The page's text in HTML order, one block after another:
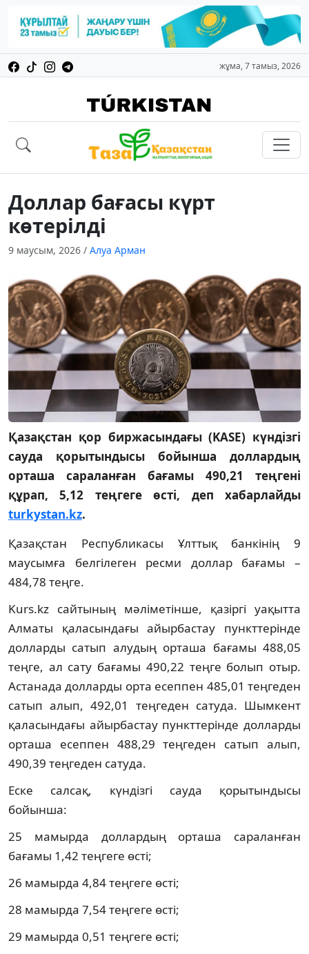
жұма, 7 тамыз, 2026
Доллар бағасы күрт
көтерілді
9 маусым, 2026 / Алуа Арман
Қазақстан қор биржасындағы (KASE) күндізгі
сауда қорытындысы бойынша доллардың
орташа сараланған бағамы 490,21 теңгені
құрап, 5,12 теңгеге өсті, деп хабарлайды
turkystan.kz.
Қазақстан Республикасы Ұлттық банкінің 9
маусымға белгілеген ресми доллар бағамы –
484,78 теңге.
Kurs.kz сайтының мәліметінше, қазіргі уақытта
Алматы қаласындағы айырбастау пункттерінде
долларды сатып алудың орташа бағамы 488,05
теңге, ал сату бағамы 490,22 теңге болып отыр.
Астанада долларды орта есеппен 485,01 теңгеден
сатып алып, 492,01 теңгеден сатуда. Шымкент
қаласындағы айырбастау пункттерінде долларды
орташа есеппен 488,29 теңгеден сатып алып,
490,39 теңгеден сатуда.
Еске салсақ, күндізгі сауда қорытындысы
бойынша:
25 мамырда доллардың орташа сараланған
бағамы 1,42 теңгеге өсті;
26 мамырда 4,84 теңгеге өсті;
28 мамырда 7,54 теңгеге өсті;
29 мамырда 0,51 теңгеге өсті;